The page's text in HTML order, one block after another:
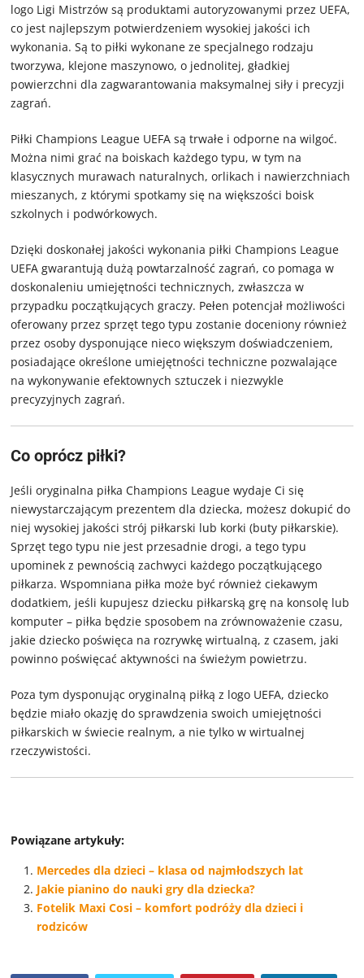
logo Ligi Mistrzów są produktami autoryzowanymi przez UEFA,
co jest najlepszym potwierdzeniem wysokiej jakości ich
wykonania. Są to piłki wykonane ze specjalnego rodzaju
tworzywa, klejone maszynowo, o jednolitej, gładkiej
powierzchni dla zagwarantowania maksymalnej siły i precyzji
zagrań.
Piłki Champions League UEFA są trwałe i odporne na wilgoć.
Można nimi grać na boiskach każdego typu, w tym na
klasycznych murawach naturalnych, orlikach i nawierzchniach
mieszanych, z którymi spotkamy się na większości boisk
szkolnych i podwórkowych.
Dzięki doskonałej jakości wykonania piłki Champions League
UEFA gwarantują dużą powtarzalność zagrań, co pomaga w
doskonaleniu umiejętności technicznych, zwłaszcza w
przypadku początkujących graczy. Pełen potencjał możliwości
oferowany przez sprzęt tego typu zostanie doceniony również
przez osoby dysponujące nieco większym doświadczeniem,
posiadające określone umiejętności techniczne pozwalające
na wykonywanie efektownych sztuczek i niezwykle
precyzyjnych zagrań.
Co oprócz piłki?
Jeśli oryginalna piłka Champions League wydaje Ci się
niewystarczającym prezentem dla dziecka, możesz dokupić do
niej wysokiej jakości strój piłkarski lub korki (buty piłkarskie).
Sprzęt tego typu nie jest przesadnie drogi, a tego typu
upominek z pewnością zachwyci każdego początkującego
piłkarza. Wspomniana piłka może być również ciekawym
dodatkiem, jeśli kupujesz dziecku piłkarską grę na konsolę lub
komputer – piłka będzie sposobem na zrównoważenie czasu,
jakie dziecko poświęca na rozrywkę wirtualną, z czasem, jaki
powinno poświęcać aktywności na świeżym powietrzu.
Poza tym dysponując oryginalną piłką z logo UEFA, dziecko
będzie miało okazję do sprawdzenia swoich umiejętności
piłkarskich w świecie realnym, a nie tylko w wirtualnej
rzeczywistości.
Powiązane artykuły:
Mercedes dla dzieci – klasa od najmłodszych lat
Jakie pianino do nauki gry dla dziecka?
Fotelik Maxi Cosi – komfort podróży dla dzieci i
rodziców